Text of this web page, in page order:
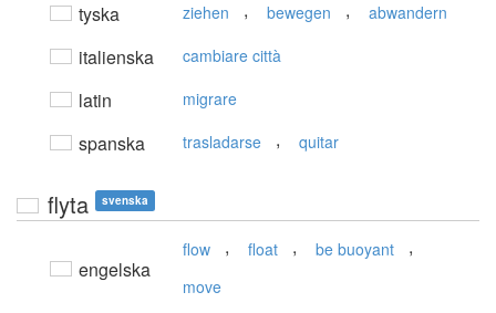
tyska ziehen , bewegen , abwandern
italienska cambiare città
latin migrare
spanska trasladarse , quitar
flyta svenska
engelska
flow , float , be buoyant ,
move